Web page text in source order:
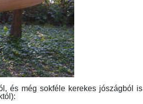
és még sokféle kerekes jószágból is